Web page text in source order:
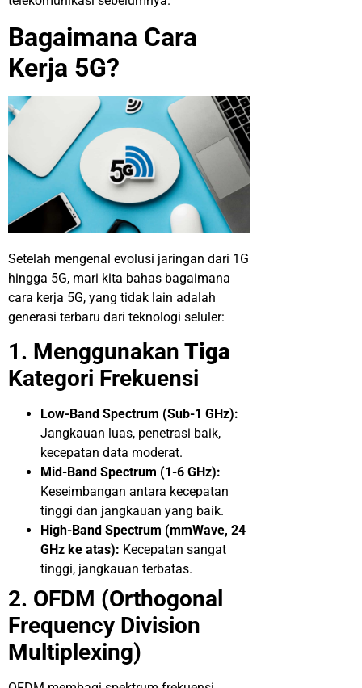
Bagaimana Cara
Kerja 5G?
Setelah mengenal evolusi jaringan dari 1G
hingga 5G, mari kita bahas bagaimana
cara kerja 5G, yang tidak lain adalah
generasi terbaru dari teknologi seluler:
1. Menggunakan Tiga
Kategori Frekuensi
Low-Band Spectrum (Sub-1 GHz):
Jangkauan luas, penetrasi baik,
kecepatan data moderat.
Mid-Band Spectrum (1-6 GHz):
Keseimbangan antara kecepatan
tinggi dan jangkauan yang baik.
High-Band Spectrum (mmWave, 24
GHz ke atas): Kecepatan sangat
tinggi, jangkauan terbatas.
2. OFDM (Orthogonal
Frequency Division
Multiplexing)